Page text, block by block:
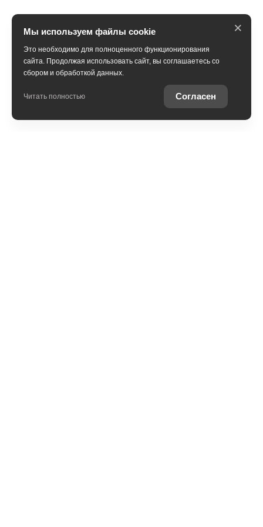
ПОЛУЧИТЬ КОНСУЛЬТАЦИЮ
Мы используем файлы cookie
Это необходимо для полноценного функционирования
сайта. Продолжая использовать сайт, вы соглашаетесь со
сбором и обработкой данных.
Читать полностью Согласен
×